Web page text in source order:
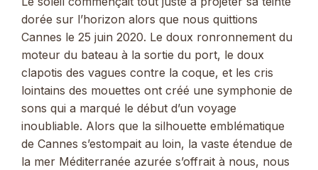
dorée sur l’horizon alors que nous quittions
Cannes le 25 juin 2020. Le doux ronronnement du
moteur du bateau à la sortie du port, le doux
clapotis des vagues contre la coque, et les cris
lointains des mouettes ont créé une symphonie de
sons qui a marqué le début d’un voyage
inoubliable. Alors que la silhouette emblématique
de Cannes s’estompait au loin, la vaste étendue de
la mer Méditerranée azurée s’offrait à nous, nous